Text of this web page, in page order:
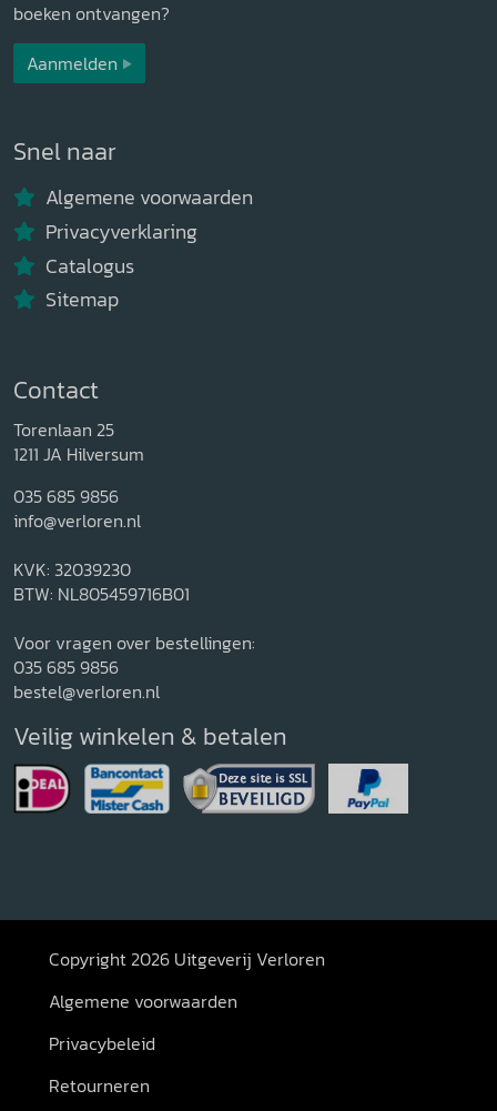
boeken ontvangen?
Aanmelden
Snel naar
Algemene voorwaarden
Privacyverklaring
Catalogus
Sitemap
Contact
Torenlaan 25
1211 JA Hilversum
035 685 9856
info@verloren.nl
KVK: 32039230
BTW: NL805459716B01
Voor vragen over bestellingen:
035 685 9856
bestel@verloren.nl
Veilig winkelen & betalen
Copyright 2026 Uitgeverij Verloren
Algemene voorwaarden
Privacybeleid
Retourneren